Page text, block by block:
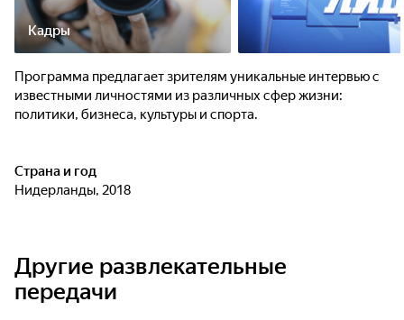
Кадры
Программа предлагает зрителям уникальные интервью с
известными личностями из различных сфер жизни:
политики, бизнеса, культуры и спорта.
Страна и год
Нидерланды, 2018
Другие развлекательные
передачи